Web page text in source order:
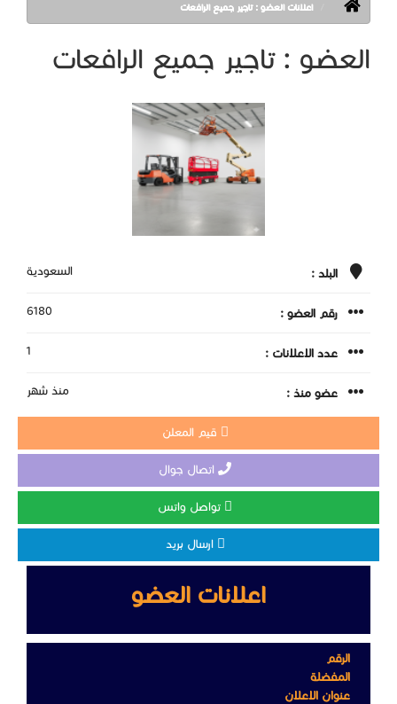
اعلانات العضو : تاجير جميع الرافعات
العضو : تاجير جميع الرافعات
البلد : السعودية
رقم العضو : 6180
عدد الاعلانات : 1
عضو منذ : منذ شهر
قيم المعلن
اتصال جوال
تواصل واتس
ارسال بريد
اعلانات العضو
الرقم
المفضلة
عنوان الاعلان